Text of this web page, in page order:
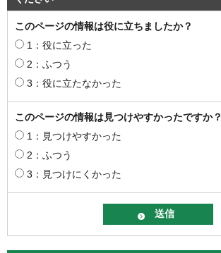
このページの情報は役に立ちましたか？
1：役に立った
2：ふつう
3：役に立たなかった
このページの情報は見つけやすかったですか？
1：見つけやすかった
2：ふつう
3：見つけにくかった